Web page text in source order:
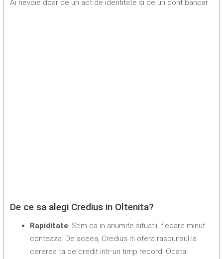
Ai nevoie doar de un act de identitate si de un cont bancar.
De ce sa alegi Credius in Oltenita?
Rapiditate: Stim ca in anumite situatii, fiecare minut
conteaza. De aceea, Credius iti ofera raspunsul la
cererea ta de credit intr-un timp record. Odata